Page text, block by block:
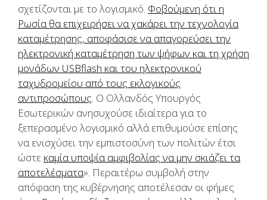
σχετίζονται με το λογισμικό. Φοβούμενη ότι η
Ρωσία θα επιχειρήσει να χακάρει την τεχνολογία
καταμέτρησης, αποφάσισε να απαγορεύσει την
ηλεκτρονική καταμέτρηση των ψήφων και τη χρήση
μονάδων USBflash και του ηλεκτρονικού
ταχυδρομείου από τους εκλογικούς
αντιπροσώπους. Ο Ολλανδός Υπουργός
Εσωτερικών ανησυχούσε ιδιαίτερα για το
ξεπερασμένο λογισμικό αλλά επιθυμούσε επίσης
να ενισχύσει την εμπιστοσύνη των πολιτών έτσι
ώστε καμία υποψία αμφιβολίας να μην σκιάζει τα
αποτελέσματα». Περαιτέρω συμβολή στην
απόφαση της κυβέρνησης αποτέλεσαν οι φήμες